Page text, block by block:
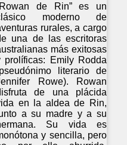
de Rin” es un
moderno de
rurales, a cargo
una de las escritoras
más exitosas
prolíficas: Emily Rodda
literario de
Rowe). Rowan
de una plácida
en la aldea de Rin,
a su madre y a su
Su vida es
y sencilla, pero